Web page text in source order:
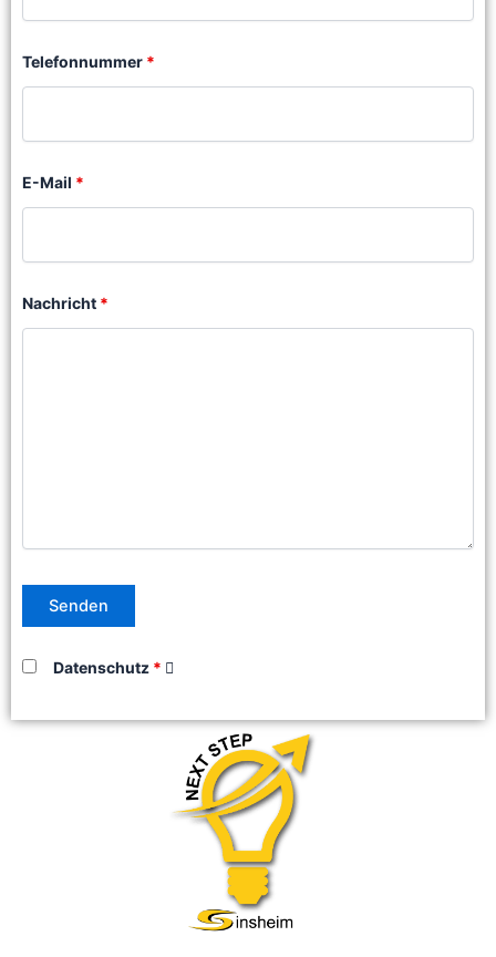
Telefonnummer *
E-Mail *
Nachricht *
Datenschutz *